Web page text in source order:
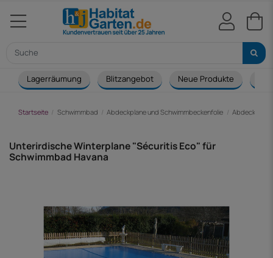
Lagerräumung Blitzangebot Neue Produkte
Startseite Schwimmbad Abdeckplane und Schwimmbeckenfolie
Unterirdische Winterplane "Sécuritis Eco" für
Schwimmbad Havana